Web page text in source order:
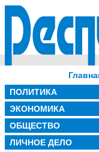
ПОЛИТИКА
ЭКОНОМИКА
ОБЩЕСТВО
ЛИЧНОЕ ДЕЛО